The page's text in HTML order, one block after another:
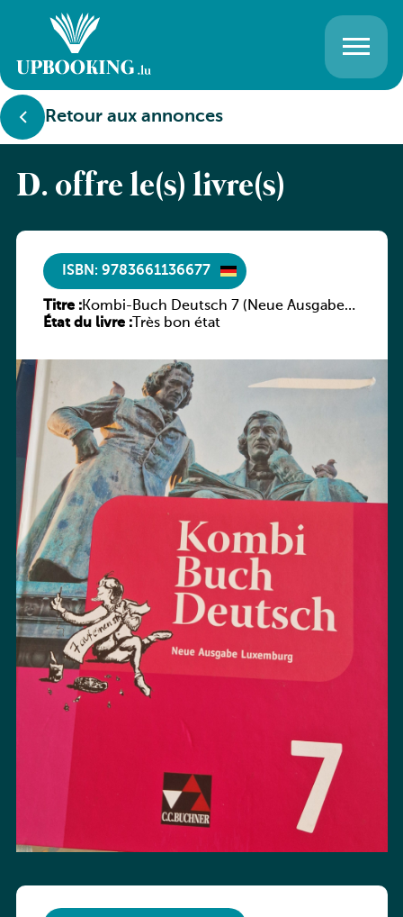
Retour aux annonces
D. offre le(s) livre(s)
ISBN: 9783661136677
Titre :Kombi-Buch Deutsch 7 (Neue Ausgabe
Luxemburg)
État du livre :Très bon état